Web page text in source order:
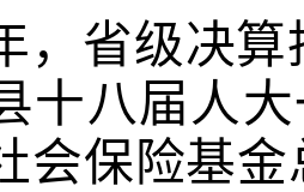
，省级决
十八届人
会保险基金